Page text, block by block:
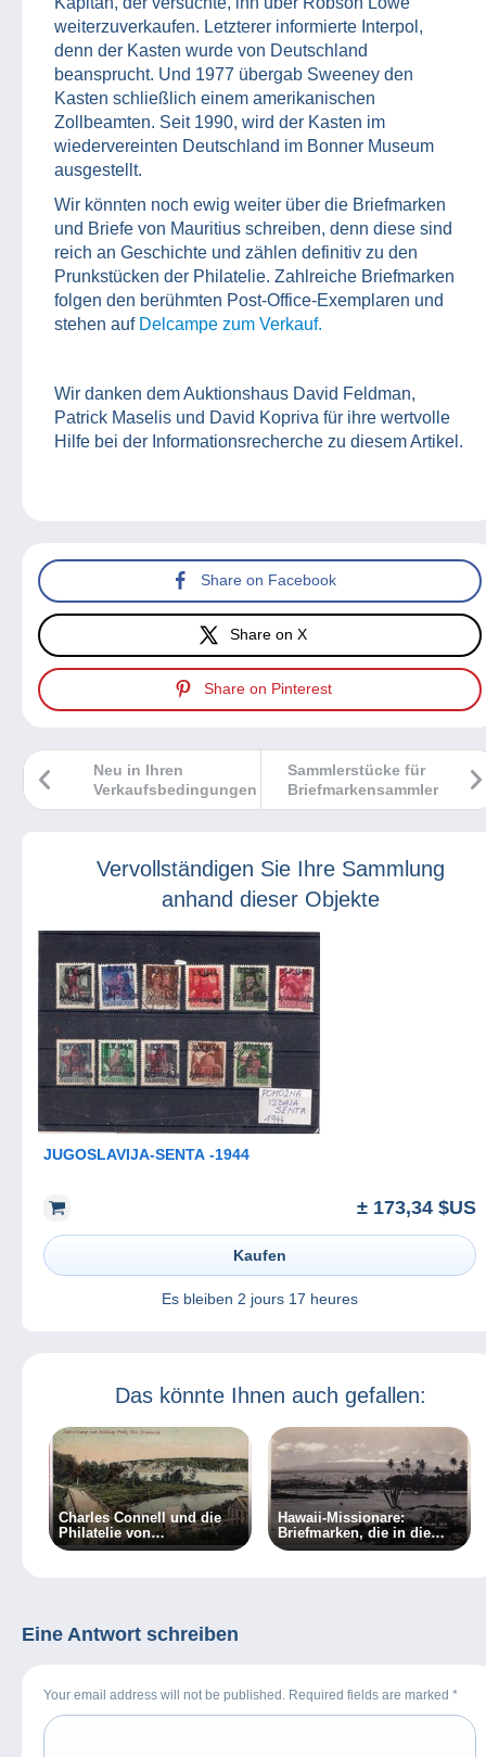
weiterzuverkaufen. Letzterer informierte Interpol,
denn der Kasten wurde von Deutschland
beansprucht. Und 1977 übergab Sweeney den
Kasten schließlich einem amerikanischen
Zollbeamten. Seit 1990, wird der Kasten im
wiedervereinten Deutschland im Bonner Museum
ausgestellt.
Wir könnten noch ewig weiter über die Briefmarken
und Briefe von Mauritius schreiben, denn diese sind
reich an Geschichte und zählen definitiv zu den
Prunkstücken der Philatelie. Zahlreiche Briefmarken
folgen den berühmten Post-Office-Exemplaren und
stehen aufDelcampe zum Verkauf.
Wir danken dem Auktionshaus David Feldman,
Patrick Maselis und David Kopriva für ihre wertvolle
Hilfe bei der Informationsrecherche zu diesem Artikel.
Share on Facebook
Share on X
Share on Pinterest
Sammlerstücke für
Briefmarkensammler
Neu in Ihren
Verkaufsbedingungen
Vervollständigen Sie Ihre Sammlung
anhand dieser Objekte
JUGOSLAVIJA-SENTA -1944
± 173,34 $US
Kaufen
Es bleiben 2 jours 17 heures
Das könnte Ihnen auch gefallen:
Charles Connell und die
Philatelie von
Neubraunschweig
Hawaii-Missionare:
Briefmarken, die in die
Kriminalität führten …
Eine Antwort schreiben
Your email address will not be published. Required fields are marked *